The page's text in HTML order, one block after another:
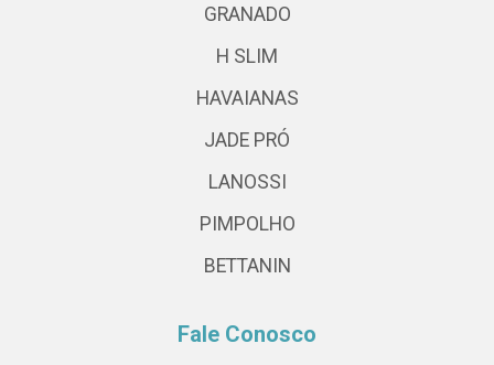
GRANADO
H SLIM
HAVAIANAS
JADE PRÓ
LANOSSI
PIMPOLHO
BETTANIN
Fale Conosco